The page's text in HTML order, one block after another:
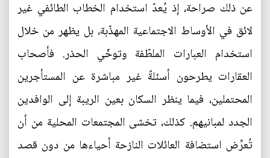
عن ذلك صراحة، إذ يُعدّ استخدام الخطاب الطائفي غير
لائق في الأوساط الاجتماعية المهذّبة، بل يظهر من خلال
استخدام العبارات الملطّفة وتوخّي الحذر. فأصحاب
العقارات يطرحون أسئلةً غير مباشرة عن المستأجرين
المحتملين، فيما ينظر السكان بعين الريبة إلى الوافدين
الجدد لمبانيهم. كذلك، تخشى المجتمعات المحلية من أن
تُعرِّض استضافة العائلات النازحة أحياءها من دون قصد